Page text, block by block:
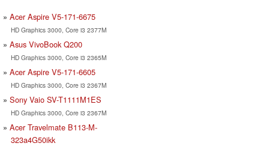
Acer Aspire V5-171-6675
HD Graphics 3000, Core i3 2377M
Asus VivoBook Q200
HD Graphics 3000, Core i3 2365M
Acer Aspire V5-171-6605
HD Graphics 3000, Core i3 2367M
Sony Vaio SV-T1111M1ES
HD Graphics 3000, Core i3 2367M
Acer Travelmate B113-M-
323a4G50ikk